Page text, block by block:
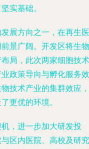
实基础。
展方向之一，在再生医
景广阔。开发区将生物
局，此次两家细胞技术
政策导向与孵化服务效
技术产业的集群效应，
更优的环境。
，进一步加大研发投
区内医院、高校及研究